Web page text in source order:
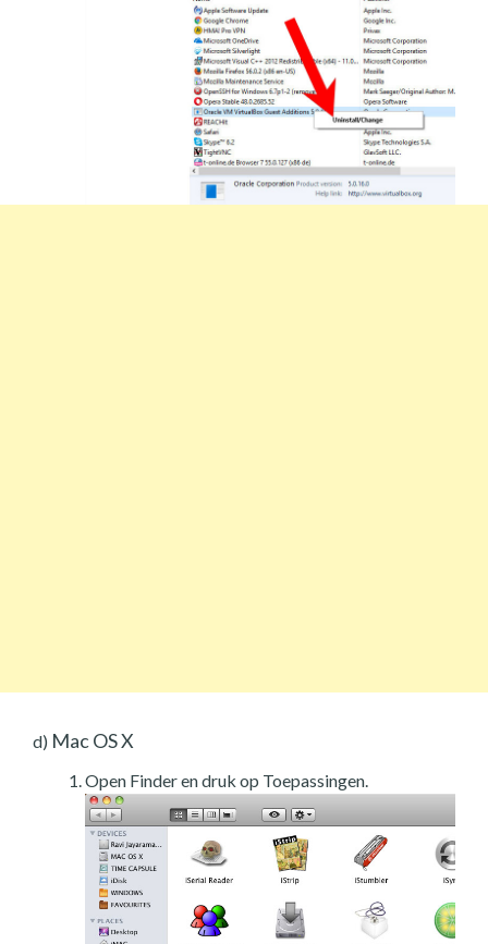
d) Mac OS X
Open Finder en druk op Toepassingen.